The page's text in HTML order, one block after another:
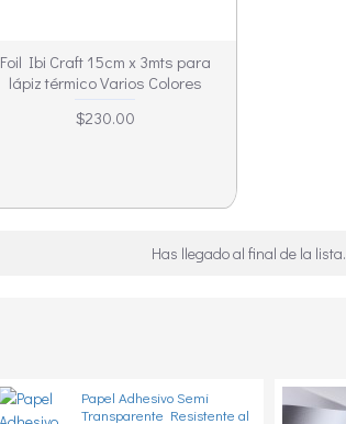
Foil Ibi Craft 15cm x 3mts para
lápiz térmico Varios Colores
$230.00
Has llegado al final de la lista.
Papel Adhesivo Semi
Transparente Resistente al